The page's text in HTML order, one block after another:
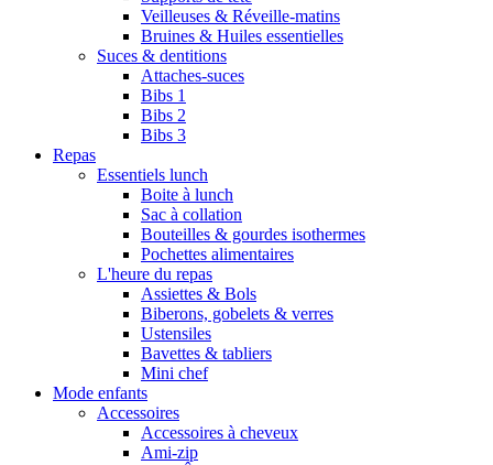
Veilleuses & Réveille-matins
Bruines & Huiles essentielles
Suces & dentitions
Attaches-suces
Bibs 1
Bibs 2
Bibs 3
Repas
Essentiels lunch
Boite à lunch
Sac à collation
Bouteilles & gourdes isothermes
Pochettes alimentaires
L'heure du repas
Assiettes & Bols
Biberons, gobelets & verres
Ustensiles
Bavettes & tabliers
Mini chef
Mode enfants
Accessoires
Accessoires à cheveux
Ami-zip